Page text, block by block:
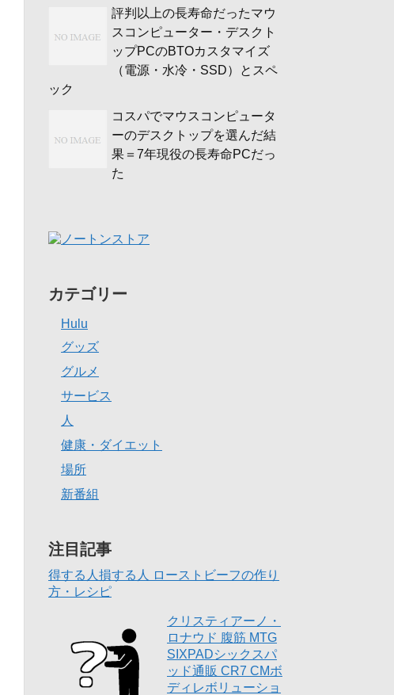
評判以上の長寿命だったマウ
スコンピューター・デスクト
ップPCのBTOカスタマイズ
（電源・水冷・SSD）とスペ
ック
コスパでマウスコンピュータ
ーのデスクトップを選んだ結
果＝7年現役の長寿命PCだっ
た
カテゴリー
Hulu
グッズ
グルメ
サービス
人
健康・ダイエット
場所
新番組
注目記事
得する人損する人 ローストビーフの作り
方・レシピ
クリスティアーノ・
ロナウド 腹筋 MTG
SIXPADシックスパ
ッド通販 CR7 CMボ
ディレボリューショ